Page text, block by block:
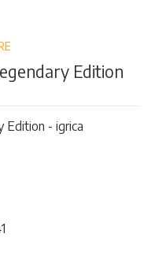
Edition
Edition - igrica